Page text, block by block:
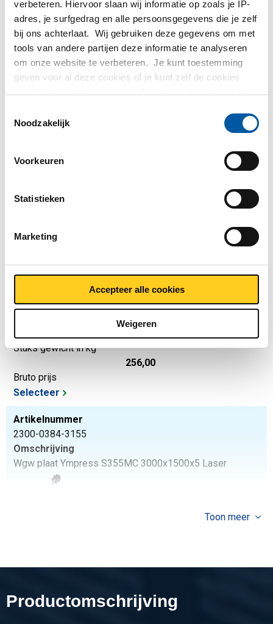
verbeteren. Hiervoor slaan wij informatie op zoals je IP-
adres, je surfgedrag en alle persoonsgegevens die je zelf
bij ons achterlaat. Wij gebruiken deze gegevens om met
tools van andere partijen deze informatie te analyseren
om onze website te verbeteren. Je kunt toestemming
geven voor al deze cookies of je kunt zelf de cookies
partijen waarmee wij samenwerken vind je in ons
Noodzakelijk
Voorkeuren
Statistieken
Marketing
Accepteer alle cookies
Weigeren
Bruto prijslijst: Warmgewalste
plaat/band Ympress S355MC
laser
Prijzen in Euro per: 1000 KG
Artikelnummer
Wgw plaat Ympress S355MC 3000x1500x4 Laser
Stuks gewicht in kg
Selecteer
Artikelnummer
Omschrijving
Stuks gewicht in kg
256,00
Bruto prijs
Selecteer
Artikelnummer
2300-0384-3155
Omschrijving
Wgw plaat Ympress S355MC 3000x1500x5 Laser
Artikelnummer
Omschrijving
Wgw plaat Ympress S355MC 4000x2000x5 Laser
Toon meer
Productomschrijving